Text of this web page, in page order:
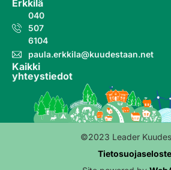
Erkkilä
040
507
6104
paula.erkkila@kuudestaan.net
Kaikki
yhteystiedot
©2023 Leader
Tietosuojaseloste